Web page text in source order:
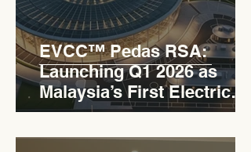
EVCC™ Pedas RSA:
Launching Q1 2026 as
Malaysia’s First Electric
Vehicle Charging Corridor
Hub on PLUS Expressway